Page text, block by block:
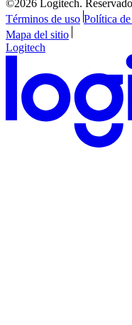
©2026 Logitech.
Términos de uso Política
Mapa del sitio
Logitech